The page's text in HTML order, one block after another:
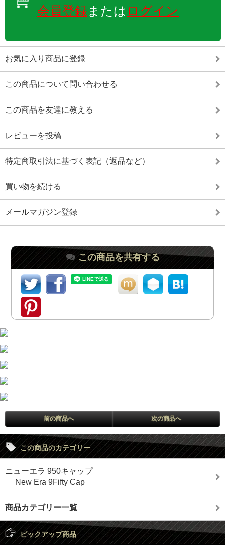
会員登録または ログイン
お気に入り商品に登録
この商品について問い合わせる
この商品を友達に教える
レビューを投稿
特定商取引法に基づく表記（返品など）
買い物を続ける
メールマガジン登録
この商品を共有する
前の商品へ 次の商品へ
この商品のカテゴリー
ニューエラ 950キャップ
New Era 9Fifty Cap
商品カテゴリー一覧
ピックアップ商品